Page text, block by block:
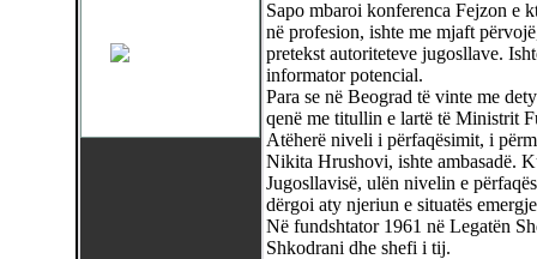
Sapo mbaroi konferenca Fejzon e
në profesion, ishte me mjaft
pretekst autoriteteve jugosllave.
informator potencial.
Para se në Beograd të vinte me
qenë me titullin e lartë të Ministrit
Atëherë niveli i përfaqësimit, i
Nikita Hrushovi, ishte ambasadë.
Jugosllavisë, ulën nivelin e
dërgoi aty njeriun e situatës
Në fundshtator 1961 në Legatën
Shkodrani dhe shefi i tij.